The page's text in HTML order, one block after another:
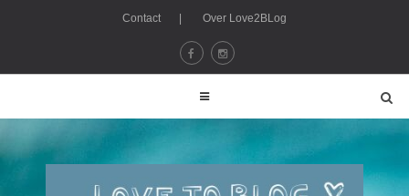
Contact Over Love2BLog
Lovetoblog - love2blog